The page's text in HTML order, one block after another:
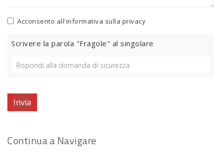
Acconsento all'informativa sulla privacy
Scrivere la parola "Fragole" al singolare
Invia
Continua a Navigare